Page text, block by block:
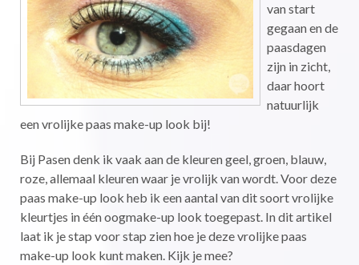
van start
gegaan en de
paasdagen
zijn in zicht,
daar hoort
natuurlijk
een vrolijke paas make-up look bij!
Bij Pasen denk ik vaak aan de kleuren geel, groen, blauw,
roze, allemaal kleuren waar je vrolijk van wordt. Voor deze
paas make-up look heb ik een aantal van dit soort vrolijke
kleurtjes in één oogmake-up look toegepast. In dit artikel
laat ik je stap voor stap zien hoe je deze vrolijke paas
make-up look kunt maken. Kijk je mee?